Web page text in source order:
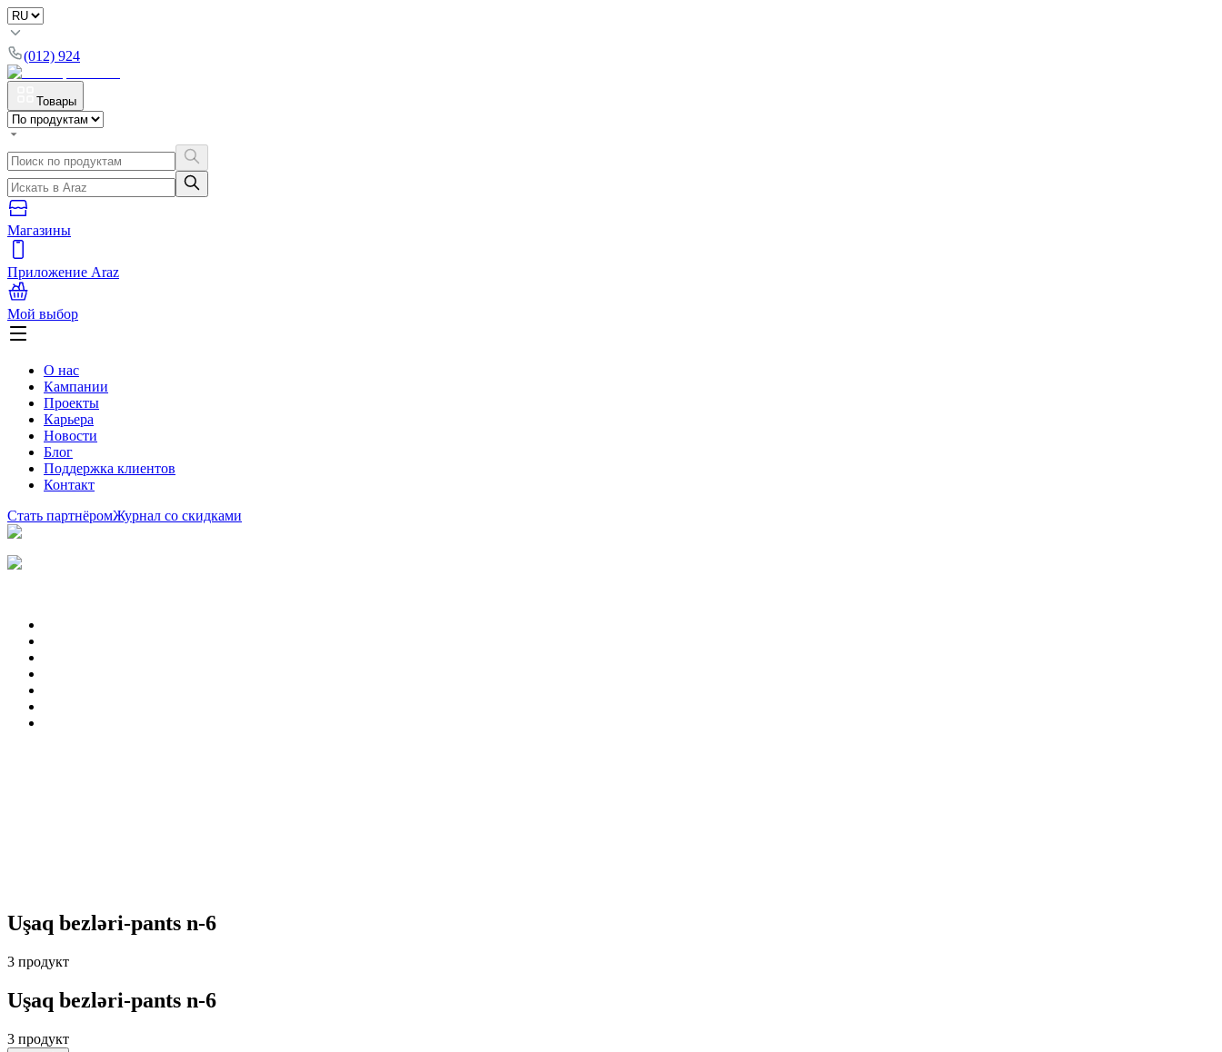
(012) 924
Товары
Магазины
Приложение Araz
Мой выбор
О нас
Кампании
Проекты
Карьера
Новости
Блог
Поддержка клиентов
Контакт
Стать партнёромЖурнал со скидками
Uşaq bezləri-pants n-6
3 продукт
Uşaq bezləri-pants n-6
3 продукт